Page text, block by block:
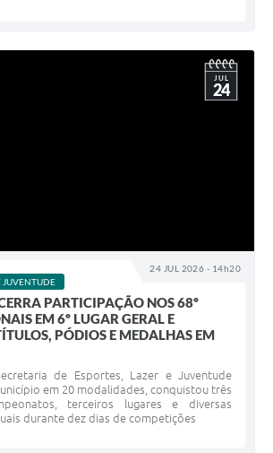
24 JUL 2026 - 14h20
JUL
24
JUVENTUDE
PARTICIPAÇÃO NOS 68º
EM 6º LUGAR GERAL E
PÓDIOS E MEDALHAS EM
de Esportes, Lazer e Juventude
em 20 modalidades, conquistou três
terceiros lugares e diversas
durante dez dias de competições